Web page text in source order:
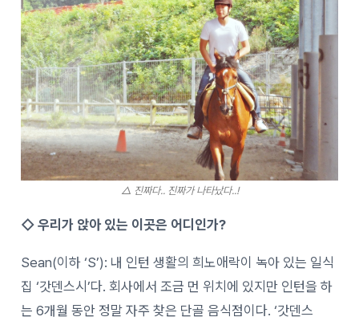
△ 진짜다.. 진짜가 나타났다..!
◇ 우리가 앉아 있는 이곳은 어디인가?
Sean(이하 ‘S’): 내 인턴 생활의 희노애락이 녹아 있는 일식
집 ‘갓덴스시’다. 회사에서 조금 먼 위치에 있지만 인턴을 하
는 6개월 동안 정말 자주 찾은 단골 음식점이다. ‘갓덴스